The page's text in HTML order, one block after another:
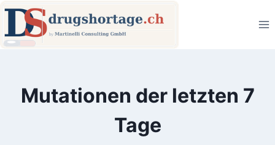
Zum
Inhalt
springen
Mutationen der letzten 7
Tage